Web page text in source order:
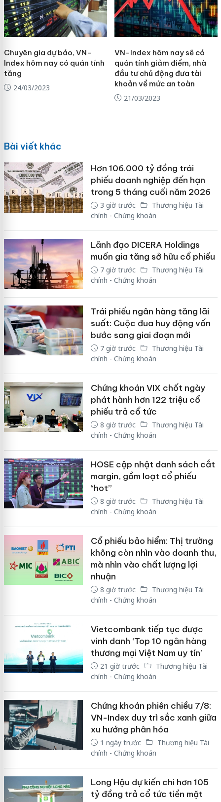
Chuyên gia dự báo, VN-
Index hôm nay có quán tính
tăng
24/03/2023
VN-Index hôm nay sẽ có
quán tính giảm điểm, nhà
đầu tư chủ động đưa tài
khoản về mức an toàn
21/03/2023
Bài viết khác
Hơn 106.000 tỷ đồng trái
phiếu doanh nghiệp đến hạn
trong 5 tháng cuối năm 2026
3 giờ trước
Thương hiệu Tài
chính - Chứng khoán
Lãnh đạo DICERA Holdings
muốn gia tăng sở hữu cổ phiếu
7 giờ trước
Thương hiệu Tài
chính - Chứng khoán
Trái phiếu ngân hàng tăng lãi
suất: Cuộc đua huy động vốn
bước sang giai đoạn mới
7 giờ trước
Thương hiệu Tài
chính - Chứng khoán
Chứng khoán VIX chốt ngày
phát hành hơn 122 triệu cổ
phiếu trả cổ tức
8 giờ trước
Thương hiệu Tài
chính - Chứng khoán
HOSE cập nhật danh sách cắt
margin, gồm loạt cổ phiếu
“hot”
8 giờ trước
Thương hiệu Tài
chính - Chứng khoán
Cổ phiếu bảo hiểm: Thị trường
không còn nhìn vào doanh thu,
mà nhìn vào chất lượng lợi
nhuận
8 giờ trước
Thương hiệu Tài
chính - Chứng khoán
Vietcombank tiếp tục được
vinh danh ‘Top 10 ngân hàng
thương mại Việt Nam uy tín’
21 giờ trước
Thương hiệu Tài
chính - Chứng khoán
Chứng khoán phiên chiều 7/8:
VN-Index duy trì sắc xanh giữa
xu hướng phân hóa
1 ngày trước
Thương hiệu Tài
chính - Chứng khoán
Long Hậu dự kiến chi hơn 105
tỷ đồng trả cổ tức tiền mặt